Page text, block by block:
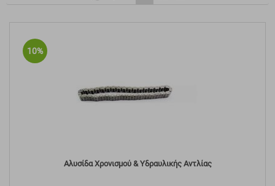
10%
Αλυσίδα Χρονισμού & Υδραυλικής Αντλίας